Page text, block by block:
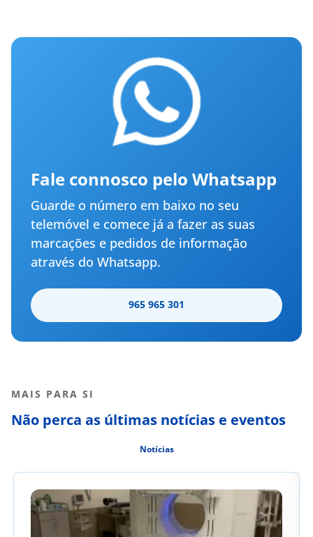
Fale connosco pelo Whatsapp
Guarde o número em baixo no seu
telemóvel e comece já a fazer as suas
marcações e pedidos de informação
através do Whatsapp.
965 965 301
MAIS PARA SI
Não perca as últimas notícias e eventos
Notícias